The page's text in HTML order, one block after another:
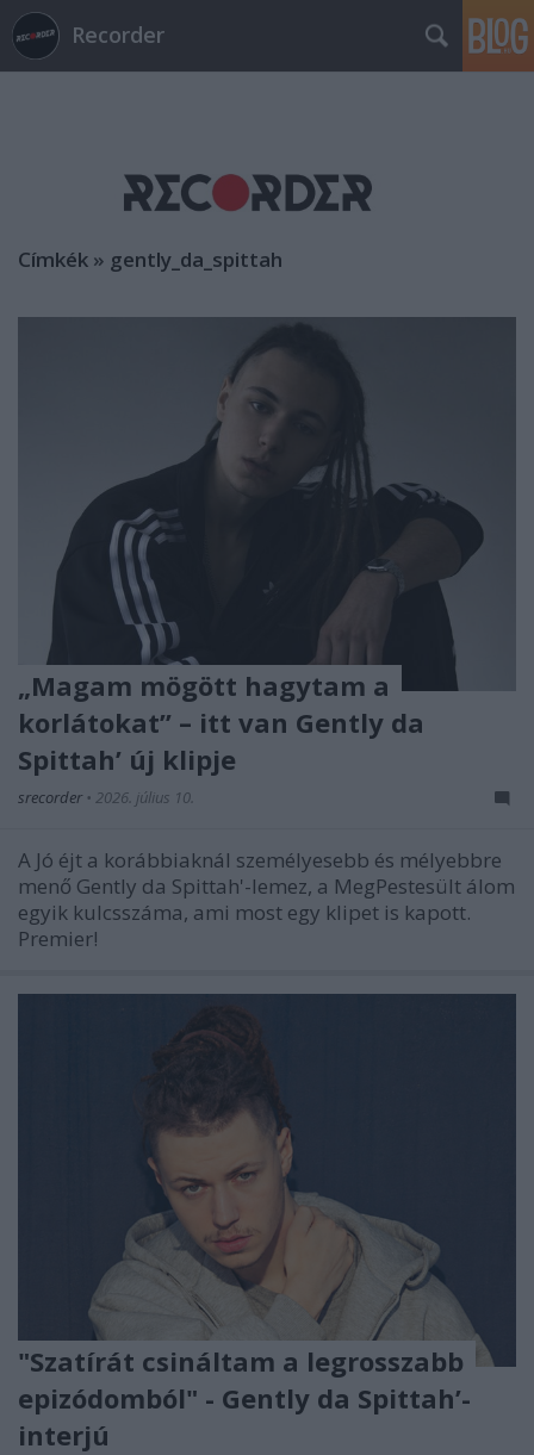
Recorder
Címkék » gently_da_spittah
„Magam mögött hagytam a
korlátokat” – itt van Gently da
Spittah’ új klipje
srecorder • 2026. július 10.
A Jó éjt a korábbiaknál személyesebb és mélyebbre
menő Gently da Spittah'-lemez, a MegPestesült álom
egyik kulcsszáma, ami most egy klipet is kapott.
Premier!
"Szatírát csináltam a legrosszabb
epizódomból" - Gently da Spittah’-
interjú